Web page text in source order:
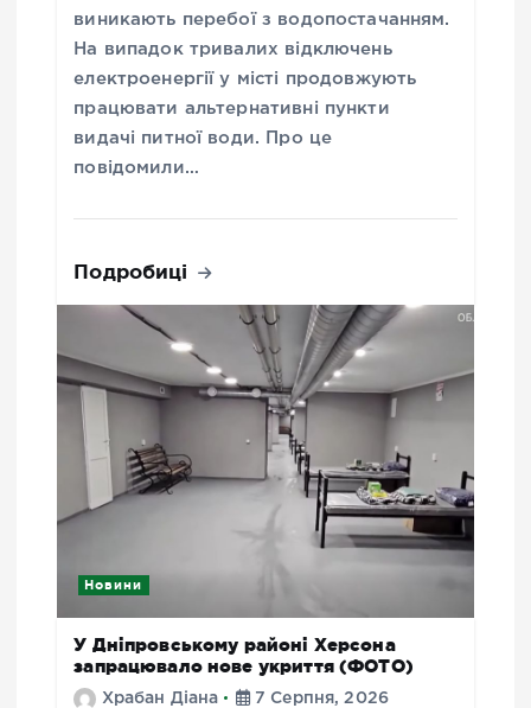
виникають перебої з водопостачанням.
На випадок тривалих відключень
електроенергії у місті продовжують
працювати альтернативні пункти
видачі питної води. Про це
повідомили…
Подробиці
Новини
У Дніпровському районі Херсона
запрацювало нове укриття (ФОТО)
Храбан Діана 7 Серпня, 2026